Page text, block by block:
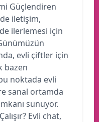
Güçlendiren
iletişim,
ilerlemesi için
evli çiftler için
bazen
noktada evli
sanal ortamda
sunuyor.
Evli chat,